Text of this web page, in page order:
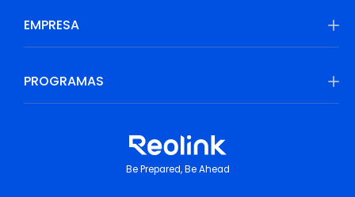
EMPRESA
PROGRAMAS
Be Prepared, Be Ahead